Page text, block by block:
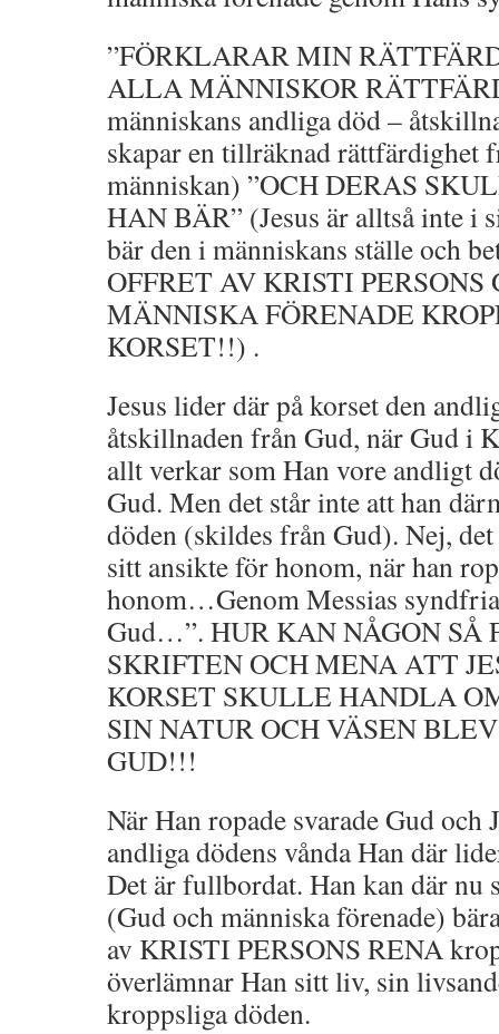
”FÖRKLARAR MIN
ALLA MÄNNISKOR
människans andliga död –
skapar en tillräknad rättfärdighet
människan) ”OCH DERAS
HAN BÄR” (Jesus är alltså inte i
bär den i människans ställe och
OFFRET AV KRISTI PERSONS
MÄNNISKA FÖRENADE
KORSET!!) .
Jesus lider där på korset den
åtskillnaden från Gud, när Gud i
allt verkar som Han vore andligt
Gud. Men det står inte att han
döden (skildes från Gud). Nej,
sitt ansikte för honom, när han
honom…Genom Messias
Gud…”. HUR KAN NÅGON SÅ
SKRIFTEN OCH MENA ATT
KORSET SKULLE HANDLA
SIN NATUR OCH VÄSEN
GUD!!!
När Han ropade svarade Gud och
andliga dödens vånda Han där
Det är fullbordat. Han kan där nu
(Gud och människa förenade)
av KRISTI PERSONS RENA
överlämnar Han sitt liv, sin
kroppsliga döden.